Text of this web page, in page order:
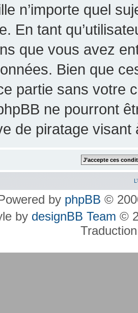
n’importe quel
En tant
que vous avez
Bien que
partie sans votre
ne pourront
de piratage
by phpBB ©
by designBB Team ©